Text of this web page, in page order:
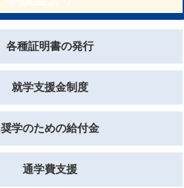
各種証明書の発行
就学支援金制度
奨学のための給付金
通学費支援